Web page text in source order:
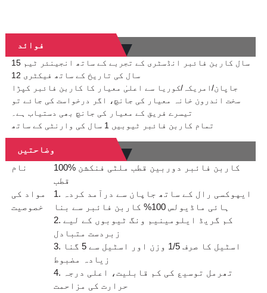
فوائد
15 سال کاربن فائبر انڈسٹری کے تجربے کے ساتھ انجینئر ٹیم
12 سال کی تاریخ کے ساتھ فیکٹری
جاپان/امریکہ/کوریا سے اعلیٰ معیار کا کاربن فائبر کپڑا
سخت اندرون خانہ معیار کی جانچ، اگر درخواست کی جائے تو
تیسرے فریق کے معیار کی جانچ بھی دستیاب ہے۔
تمام کاربن فائبر ٹیوبیں 1 سال کی وارنٹی کے ساتھ
وضاحتیں
نام
100% کاربن فائبر دوربین قطب ملٹی فنکشن
قطب
مواد کی
خصوصیت
1. ایپوکسی رال کے ساتھ جاپان سے درآمد کردہ
ہائی ماڈیولس 100% کاربن فائبر سے بنا
2. کم گریڈ ایلومینیم ونگ ٹیوبوں کے لیے
زبردست متبادل
3. اسٹیل کا صرف 1/5 وزن اور اسٹیل سے 5 گنا
زیادہ مضبوط
4. تھرمل توسیع کی کم قابلیت، اعلی درجہ
حرارت کی مزاحمت